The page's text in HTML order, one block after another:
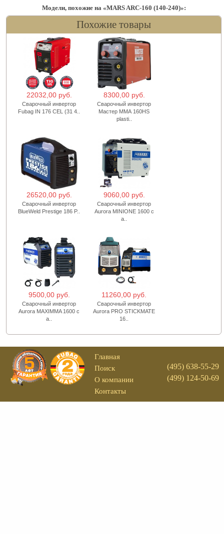
Модели, похожие на «MARS ARC-160 (140-240)»:
Похожие товары
22032,00 руб.
Сварочный инвертор
Fubag IN 176 CEL (31 4..
8300,00 руб.
Сварочный инвертор
Мастер ММА 160HS
plasti..
26520,00 руб.
Сварочный инвертор
BlueWeld Prestige 186 P..
9060,00 руб.
Сварочный инвертор
Aurora MINIONE 1600 с
а..
9500,00 руб.
Сварочный инвертор
Aurora MAXIMMA 1600 с
а..
11260,00 руб.
Сварочный инвертор
Aurora PRO STICKMATE
16..
Главная
Поиск
О компании
Контакты
(495) 638-55-29
(499) 124-50-69